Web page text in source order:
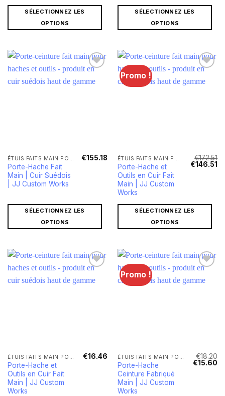
SÉLECTIONNEZ LES
OPTIONS
SÉLECTIONNEZ LES
OPTIONS
Porte-Hache Fait
Main | Cuir Suédois
| JJ Custom Works
€155.18
SÉLECTIONNEZ LES
OPTIONS
Promo !
Porte-Hache et
Outils en Cuir Fait
Main | JJ Custom
Works
€172.51
Le
€146.51
SÉLECTIONNEZ LES
OPTIONS
ÉTUIS FAITS MAIN POUR HACHES ET COUTEAUX
Porte-Hache et
Outils en Cuir Fait
Main | JJ Custom
Works
€16.46
Promo !
ÉTUIS FAITS MAIN POUR HACHES ET COUTEAUX
Porte-Hache
Ceinture Fabriqué
Main | JJ Custom
Works
€18.20
Le
€15.60